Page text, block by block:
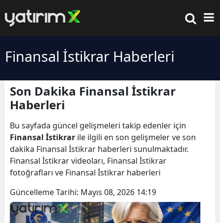
Finansal İstikrar Haberleri
Son Dakika Finansal İstikrar
Haberleri
Bu sayfada güncel gelişmeleri takip edenler için
Finansal İstikrar ile ilgili en son gelişmeler ve son
dakika Finansal İstikrar haberleri sunulmaktadır.
Finansal İstikrar videoları, Finansal İstikrar
fotoğrafları ve Finansal İstikrar haberleri
Güncelleme Tarihi: Mayıs 08, 2026 14:19